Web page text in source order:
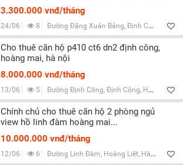
3.300.000 vnđ/tháng
24/06 8 Đường Đặng Xuân Bảng, Định Công, Hà Nội
Cho thuê căn hộ p410 ct6 dn2 định công,
hoàng mai, hà nội
8.000.000 vnđ/tháng
13/06 5 Đường Định Công, Định Công, Hà Nội
Chính chủ cho thuê căn hộ 2 phòng ngủ
view hồ linh đàm hoàng mai...
10.000.000 vnđ/tháng
12/06 6 Đường Linh Đàm, Hoàng Liệt, Hà Nội